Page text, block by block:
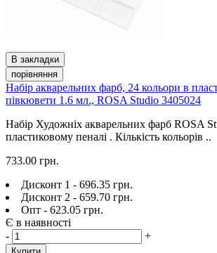
В закладки
порівняння
Набір акварельних фарб, 24 кольори в
півкювети 1.6 мл., ROSA Studio 3405024
Набір Художніх акварельних фарб ROSA
пластиковому пеналі . Кількість кольорів ..
733.00 грн.
Дисконт 1 - 696.35 грн.
Дисконт 2 - 659.70 грн.
Опт - 623.05 грн.
Є в наявності
-
+